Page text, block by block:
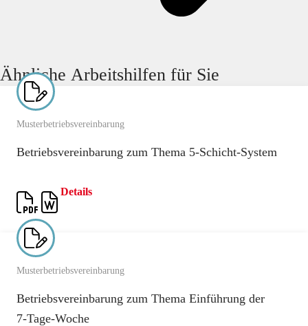
Ähnliche Arbeitshilfen für Sie
Musterbetriebsvereinbarung
Betriebsvereinbarung zum Thema 5-Schicht-System
Details
Musterbetriebsvereinbarung
Betriebsvereinbarung zum Thema Einführung der
7‑Tage‑Woche